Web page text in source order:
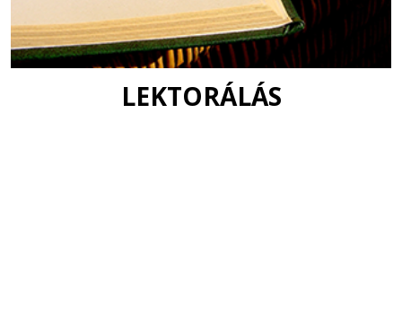
LEKTORÁLÁS